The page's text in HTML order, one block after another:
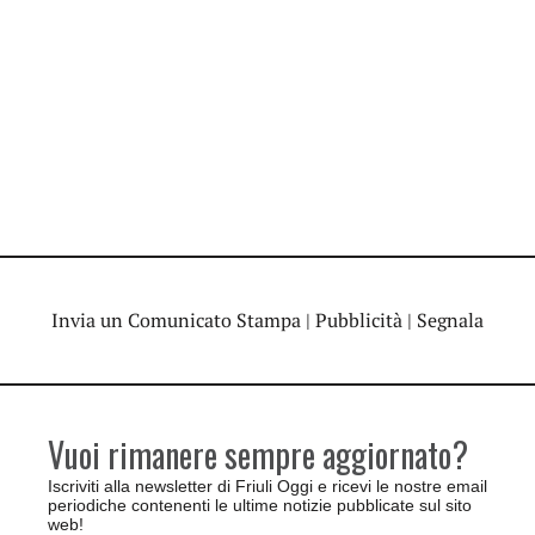
Invia un Comunicato Stampa | Pubblicità | Segnala
Vuoi rimanere sempre aggiornato?
Iscriviti alla newsletter di Friuli Oggi e ricevi le nostre email
periodiche contenenti le ultime notizie pubblicate sul sito
web!